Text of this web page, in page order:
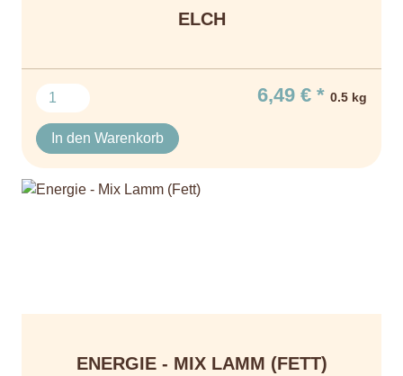
ELCH
6,49 € * 0.5 kg
In den Warenkorb
ENERGIE - MIX LAMM (FETT)